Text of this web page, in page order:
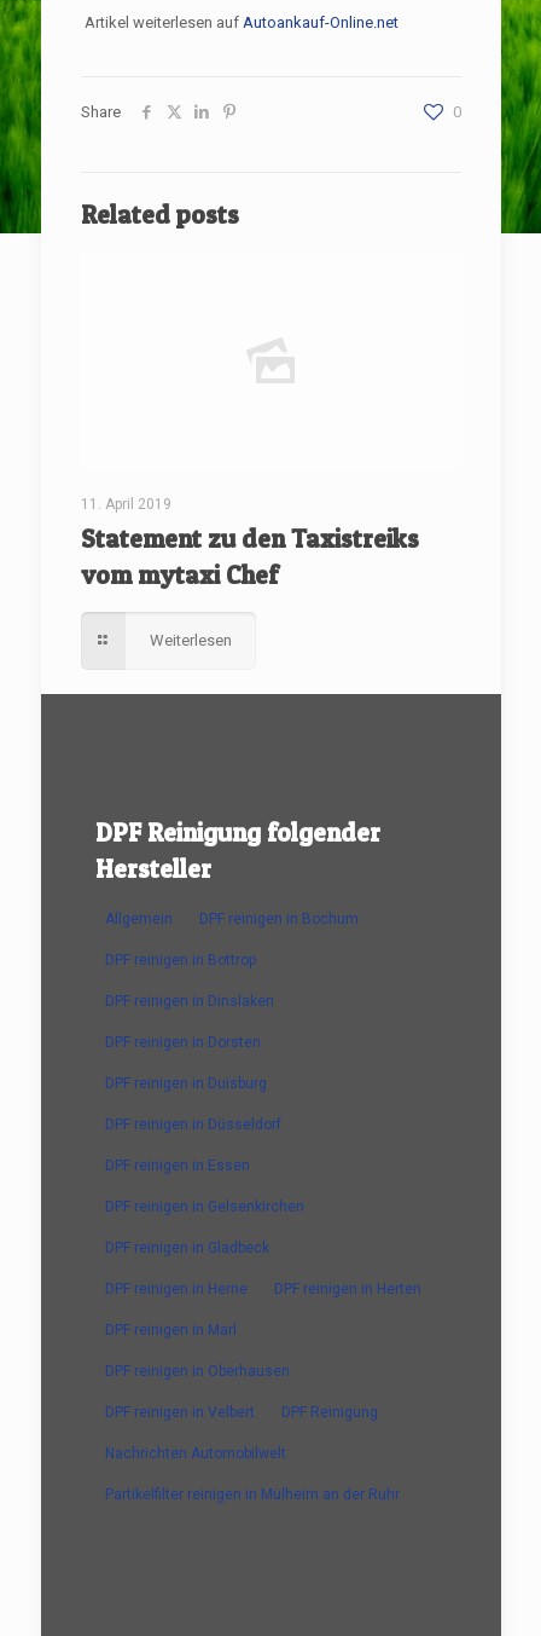
Artikel weiterlesen auf Autoankauf-Online.net
Share 0
Related posts
11. April 2019
Statement zu den Taxistreiks
vom mytaxi Chef
Weiterlesen
DPF Reinigung folgender
Hersteller
Allgemein DPF reinigen in Bochum
DPF reinigen in Bottrop
DPF reinigen in Dinslaken
DPF reinigen in Dorsten
DPF reinigen in Duisburg
DPF reinigen in Düsseldorf
DPF reinigen in Essen
DPF reinigen in Gelsenkirchen
DPF reinigen in Gladbeck
DPF reinigen in Herne DPF reinigen in Herten
DPF reinigen in Marl
DPF reinigen in Oberhausen
DPF reinigen in Velbert DPF Reinigung
Nachrichten Automobilwelt
Partikelfilter reinigen in Mülheim an der Ruhr